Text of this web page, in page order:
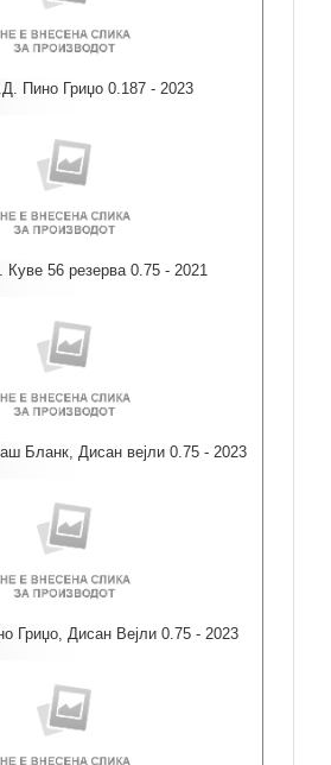
Пино Гриџо 0.187 - 2023
56 резерва 0.75 - 2021
Бланк, Дисан вејли 0.75 - 2023
Гриџо, Дисан Вејли 0.75 - 2023